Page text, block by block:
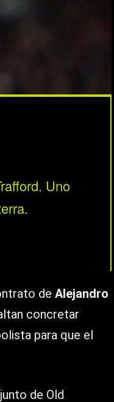
Uno
de Alejandro
concretar
para que el
de Old